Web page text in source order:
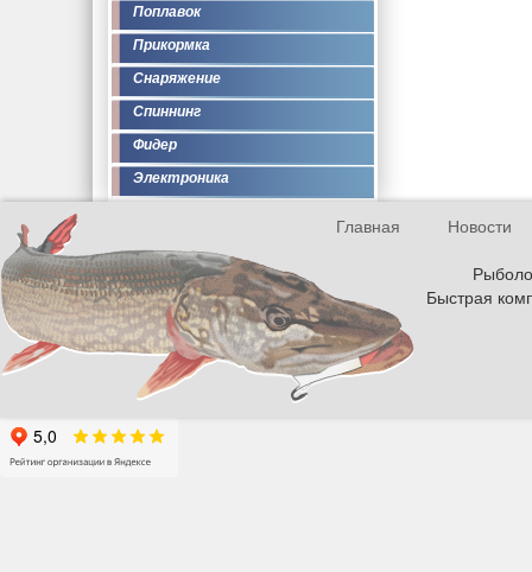
Поплавок
Прикормка
Снаряжение
Спиннинг
Фидер
Электроника
Главная
Новости
Быстрая